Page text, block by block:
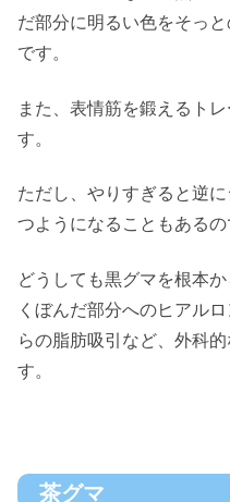
だ部分に明るい色をそっ
です。
また、表情筋を鍛えるト
す。
ただし、やりすぎると逆
つようになることもあるの
どうしても黒グマを根本
くぼんだ部分へのヒアル
らの脂肪吸引など、外科
す。
茶グマ